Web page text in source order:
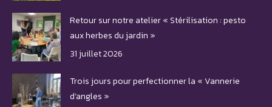
Retour sur notre atelier « Stérilisation : pesto
aux herbes du jardin »
31 juillet 2026
Trois jours pour perfectionner la « Vannerie
d’angles »